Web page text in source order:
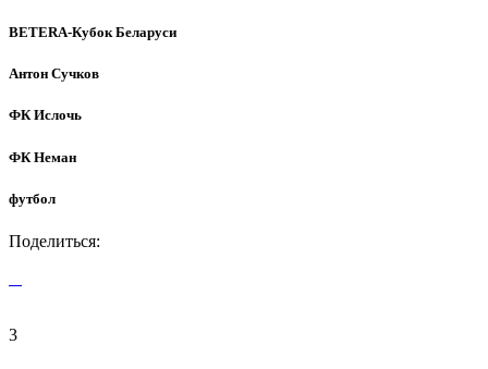
BETERA-Кубок Беларуси
Антон Сучков
ФК Ислочь
ФК Неман
футбол
Поделиться:
3